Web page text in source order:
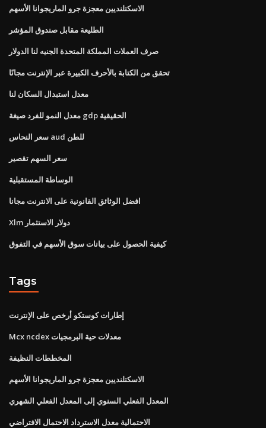
الاسكتلنديين معجزة جرو الماريجوانا الأسهم
الطليعة مقابل صندوق المؤشر
صرف العملات المملكة المتحدة الجنيه لنا الدولار
تحقق من الكتابة بالأحرف الكبيرة عبر الإنترنت مجانًا
معدل استبدال السكان لنا
معدل النمو للفرد صيغة gdp الحقيقية
سعر النحاس aud للطن
سعر السهم تقصير
الوساطة المستقبلية
افضل الوثائق القانونية على الانترنت مجانا
Xlm دولار الاستثمار
كيفية الحصول على بيانات سوق الأسهم في التفوق
Tags
إطارات كوستكو أرخص على الإنترنت
Mcx ncdex معدلات حية البرمجيات
المخططات النظيفة
الاسكتلنديين معجزة جرو الماريجوانا الأسهم
المعدل الفعلي السنوي إلى المعدل الفعلي الشهري
الاحتمالية معدل الاسترداد الاحتمال الافتراضي